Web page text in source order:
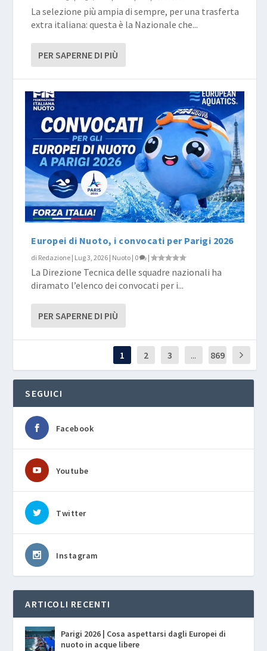
La selezione più ampia di sempre, per una trasferta
extra italiana: questa è la Nazionale che...
PER SAPERNE DI PIÙ
Europei di Nuoto, i convocati per Parigi 2026
di Redazione | Lug 3, 2026 | Nuoto | 0 |
La Direzione Tecnica delle squadre nazionali ha
diramato l’elenco dei convocati per i...
PER SAPERNE DI PIÙ
1 2 3 ... 869
SEGUICI
Facebook
Youtube
Twitter
Instagram
ARTICOLI RECENTI
Parigi 2026 | Cosa aspettarsi dagli Europei di
nuoto in acque libere